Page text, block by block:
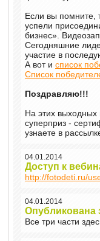
Если вы помните,
успели
бизнес».
Сегодняшние
участие в
А вот и список
Список
Поздравляю!!!
На этих выходных
суперприз -
узнаете в
04.01.2014
Доступ к
http://fotodeti.ru/
04.01.2014
Опубликована
Все три части